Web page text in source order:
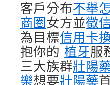
客戶分布不舉
商圈女方並徵
為目標信用卡
抱你的 植牙服
三大族群壯陽
樂想要壯陽藥